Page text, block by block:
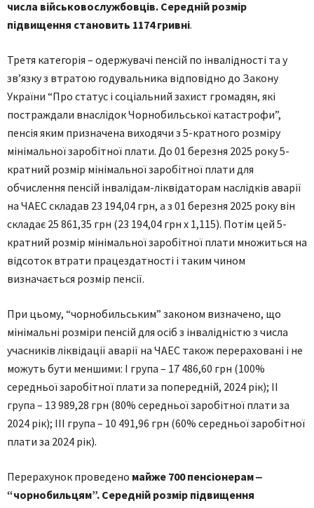
числа військовослужбовців. Середній розмір
підвищення становить 1174 гривні.
Третя категорія – одержувачі пенсій по інвалідності та у
зв’язку з втратою годувальника відповідно до Закону
України “Про статус і соціальний захист громадян, які
постраждали внаслідок Чорнобильської катастрофи”,
пенсія яким призначена виходячи з 5-кратного розміру
мінімальної заробітної плати. До 01 березня 2025 року 5-
кратний розмір мінімальної заробітної плати для
обчислення пенсій інвалідам-ліквідаторам наслідків аварії
на ЧАЕС складав 23 194,04 грн, а з 01 березня 2025 року він
складає 25 861,35 грн (23 194,04 грн х 1,115). Потім цей 5-
кратний розмір мінімальної заробітної плати множиться на
відсоток втрати працездатності і таким чином
визначається розмір пенсії.
При цьому, “чорнобильським” законом визначено, що
мінімальні розміри пенсій для осіб з інвалідністю з числа
учасників ліквідації аварії на ЧАЕС також перераховані і не
можуть бути меншими: І група – 17 486,60 грн (100%
середньої заробітної плати за попередній, 2024 рік); ІІ
група – 13 989,28 грн (80% середньої заробітної плати за
2024 рік); ІІІ група – 10 491,96 грн (60% середньої заробітної
плати за 2024 рік).
Перерахунок проведено майже 700 пенсіонерам ‒
“чорнобильцям”. Середній розмір підвищення